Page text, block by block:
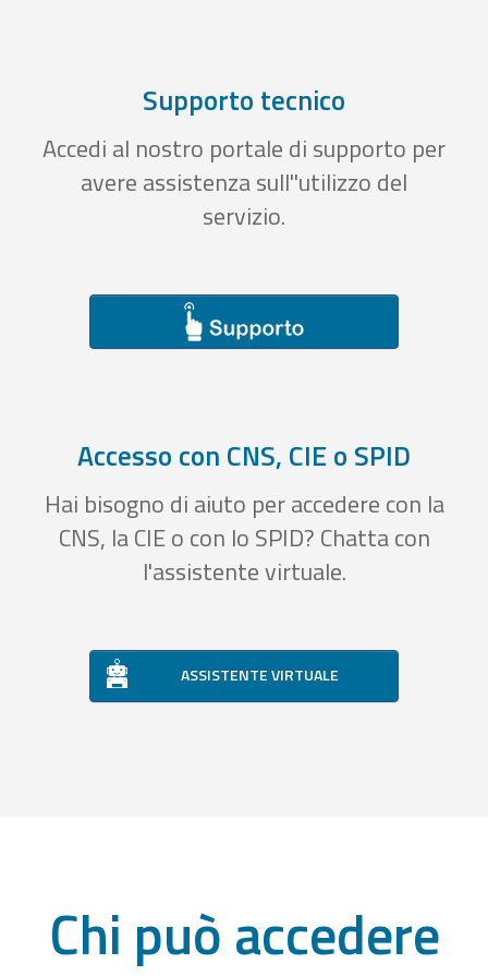
Supporto tecnico
Accedi al nostro portale di supporto per
avere assistenza sull''utilizzo del
servizio.
Accesso con CNS, CIE o SPID
Hai bisogno di aiuto per accedere con la
CNS, la CIE o con lo SPID? Chatta con
l'assistente virtuale.
ASSISTENTE VIRTUALE
Chi può accedere